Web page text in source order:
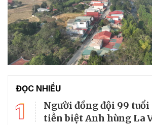
ĐỌC NHIỀU
1
Người đồng đội 99
tiễn biệt Anh hùng La